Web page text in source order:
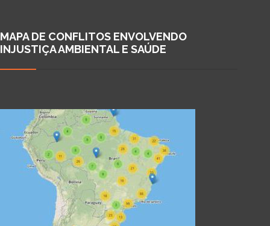
MAPA DE CONFLITOS ENVOLVENDO
INJUSTIÇA AMBIENTAL E SAÚDE